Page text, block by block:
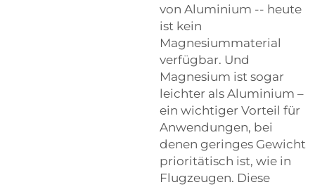
von Aluminium -- heute
ist kein
Magnesiummaterial
verfügbar. Und
Magnesium ist sogar
leichter als Aluminium –
ein wichtiger Vorteil für
Anwendungen, bei
denen geringes Gewicht
prioritätisch ist, wie in
Flugzeugen. Diese